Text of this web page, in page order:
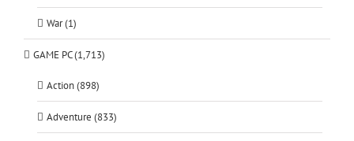
War (1)
GAME PC (1,713)
Action (898)
Adventure (833)